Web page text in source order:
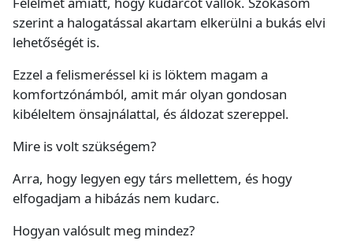
szerint a halogatással akartam elkerülni a bukás elvi
lehetőségét is.
Ezzel a felismeréssel ki is löktem magam a
komfortzónámból, amit már olyan gondosan
kibéleltem önsajnálattal, és áldozat szereppel.
Mire is volt szükségem?
Arra, hogy legyen egy társ mellettem, és hogy
elfogadjam a hibázás nem kudarc.
Hogyan valósult meg mindez?